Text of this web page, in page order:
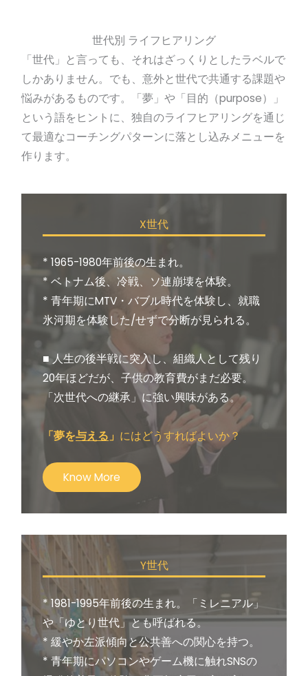
世代別 ライフヒアリング
「世代」と言っても、それはざっくりとしたラベルで
しかありません。でも、意外と世代で共通する課題や
悩みがあるものです。「夢」や「目的（purpose）」
という語をヒントに、独自のライフヒアリングを通じ
て最適なコーチングパターンに落とし込みメニューを
作ります。
X世代​
* 1965-1980年前後の生まれ。
* ベトナム後、冷戦、ソ連崩壊を体験。
* 青年期にMTV・バブル時代を体験し、就職
氷河期を体験した/せずで分断が見られる。
■ 人生の後半戦に突入し、組織人として残り
20年ほどだが、子供の教育費がまだ必要。
「次世代への継承」に強い興味がある。
「夢を与える 」 にはどうすればよいか？
Know More
Y世代
* 1981-1995年前後の生まれ。「ミレニアル」
や「ゆとり世代」とも呼ばれる。
* 緩やか左派傾向と公共善への関心を持つ。
* 青年期にパソコンやゲーム機に触れSNSの